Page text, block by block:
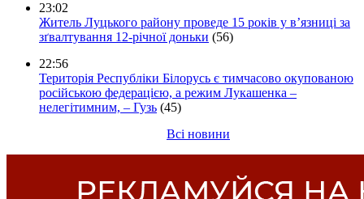
23:02
Житель Луцького району проведе 15 років у в’язниці за
зґвалтування 12-річної доньки (56)
22:56
Територія Республіки Білорусь є тимчасово окупованою
російською федерацією, а режим Лукашенка –
нелегітимним, – Гузь (45)
Всі новини